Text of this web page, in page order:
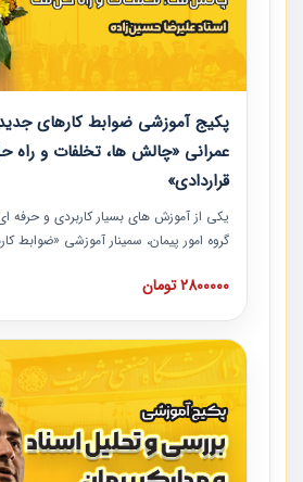
پکیج آموزشی ضوابط کارهای
عمرانی «چالش ها، تخلفات و راه
قراردادی»
یکی از آموزش‏‏‏‏‏‏ های بسیار کاربردی و حرفه‏
گروه امور پیمان، سمینار آموزشی «ضوابط
های عمرانی» چالش ها، تخلفات و راه حل
است که در محل سندیکای شرکت های
مدارک پیمان به همراه تجربیات عملی
2800000 تومان